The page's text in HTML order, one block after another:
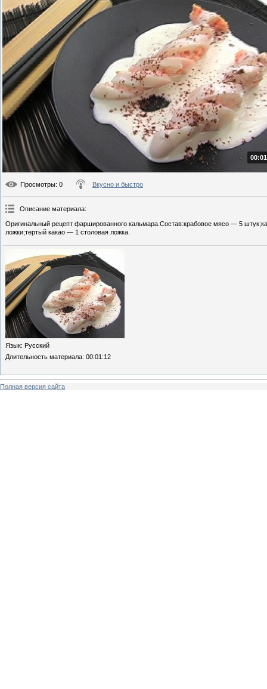
Просмотры: 0 Вкусно и быстро
Описание материала:
Оригинальный рецепт фаршированного кальмара.Состав:крабовое мясо — 5
ложки;тертый какао — 1 столовая ложка.
Язык: Русский
Длительность материала: 00:01:12
Полная версия сайта